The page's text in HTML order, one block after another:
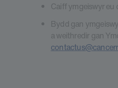
Caiff ymgeiswyr
Bydd gan
a weithredir gan